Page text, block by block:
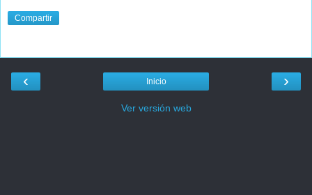
Compartir
‹ ›
Inicio
Ver versión web